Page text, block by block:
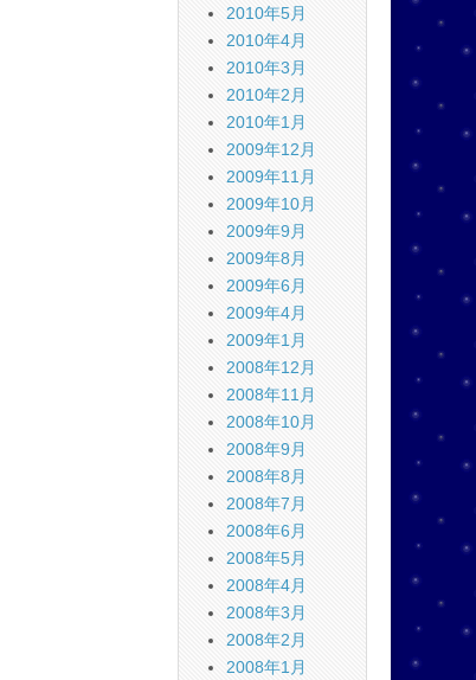
2010年5月
2010年4月
2010年3月
2010年2月
2010年1月
2009年12月
2009年11月
2009年10月
2009年9月
2009年8月
2009年6月
2009年4月
2009年1月
2008年12月
2008年11月
2008年10月
2008年9月
2008年8月
2008年7月
2008年6月
2008年5月
2008年4月
2008年3月
2008年2月
2008年1月